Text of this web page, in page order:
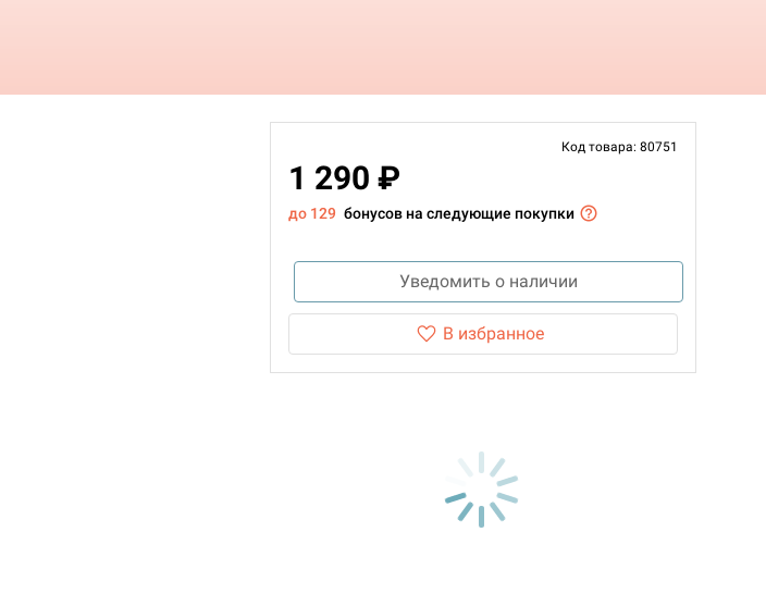
Код товара: 80751
1 290 ₽
до 129 бонусов на следующие покупки
Уведомить о наличии
В избранное